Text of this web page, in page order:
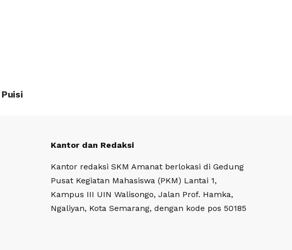
Puisi
Kantor dan Redaksi
Kantor redaksi SKM Amanat berlokasi di Gedung
Pusat Kegiatan Mahasiswa (PKM) Lantai 1,
Kampus III UIN Walisongo, Jalan Prof. Hamka,
Ngaliyan, Kota Semarang, dengan kode pos 50185